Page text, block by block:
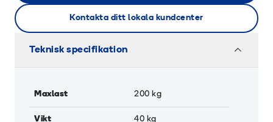
Kontakta ditt lokala kundcenter
Teknisk specifikation
Maxlast 200 kg
Vikt 40 kg